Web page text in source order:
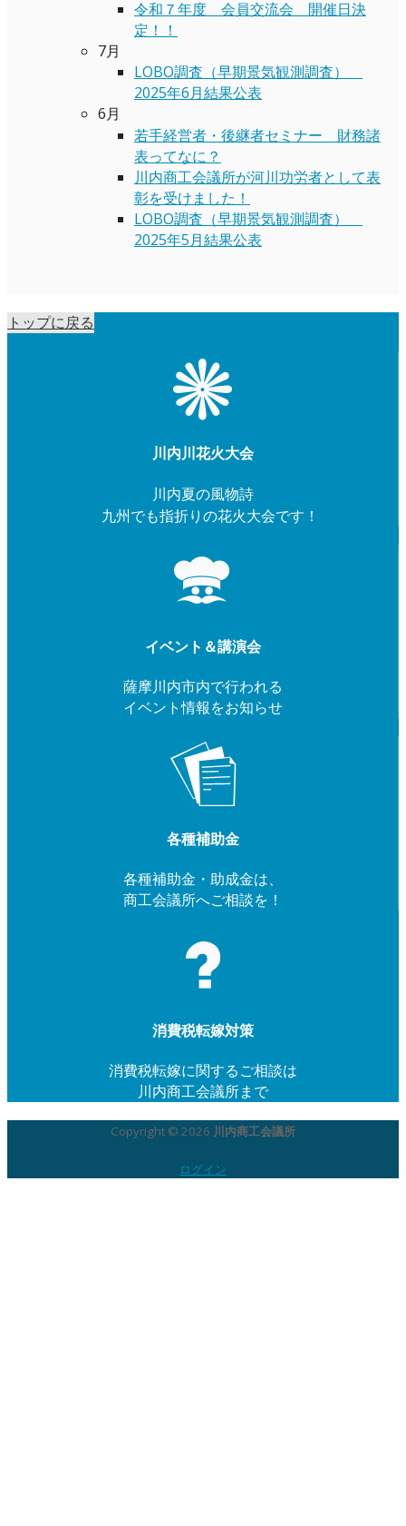
令和７年度 会員交流会 開催日決
定！！
7月
LOBO調査（早期景気観測調査）
2025年6月結果公表
6月
若手経営者・後継者セミナー 財務諸
表ってなに？
川内商工会議所が河川功労者として表
彰を受けました！
LOBO調査（早期景気観測調査）
2025年5月結果公表
トップに戻る
川内川花火大会
川内夏の風物詩
九州でも指折りの花火大会です！
イベント＆講演会
薩摩川内市内で行われる
イベント情報をお知らせ
各種補助金
各種補助金・助成金は、
商工会議所へご相談を！
消費税転嫁対策
消費税転嫁に関するご相談は
川内商工会議所まで
Copyright © 2026 川内商工会議所
ログイン